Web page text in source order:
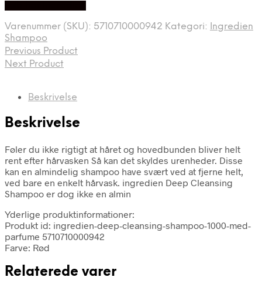
Varenummer (SKU): 5710710000942 Kategori: Ingredien
Shampoo
Previous Product
Next Product
Beskrivelse
Beskrivelse
Føler du ikke rigtigt at håret og hovedbunden bliver helt
rent efter hårvasken Så kan det skyldes urenheder. Disse
kan en almindelig shampoo have svært ved at fjerne helt,
ved bare en enkelt hårvask. ingredien Deep Cleansing
Shampoo er dog ikke en almin
Yderlige produktinformationer:
Produkt id: ingredien-deep-cleansing-shampoo-1000-med-
parfume 5710710000942
Farve: Rød
Relaterede varer